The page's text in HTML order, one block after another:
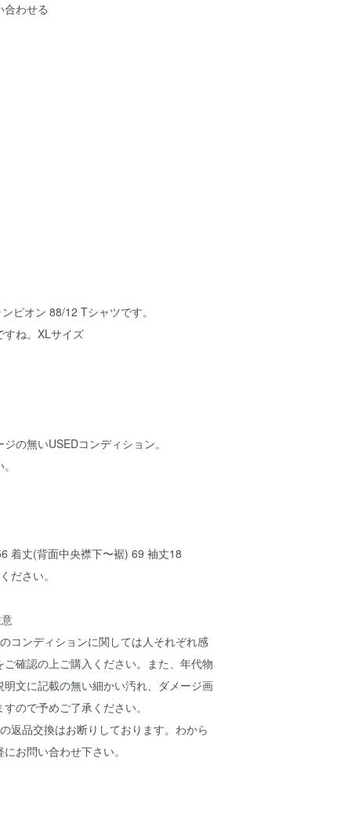
合わせる
ピオン 88/12 Tシャツです。
すね。XLサイズ
の無いUSEDコンディション。
着丈(背面中央襟下〜裾) 69 袖丈18
ださい。
コンディションに関しては人それぞれ感
ご確認の上ご購入ください。また、年代物
文に記載の無い細かい汚れ、ダメージ画
ので予めご了承ください。
返品交換はお断りしております。わから
お問い合わせ下さい。